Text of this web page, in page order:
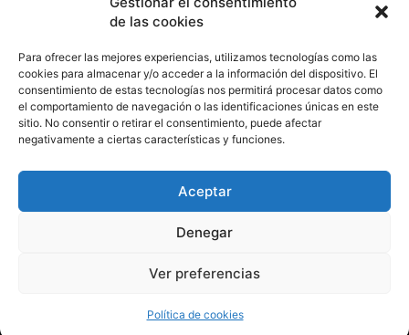
de las cookies
Para ofrecer las mejores experiencias, utilizamos tecnologías como las
cookies para almacenar y/o acceder a la información del dispositivo. El
consentimiento de estas tecnologías nos permitirá procesar datos como
el comportamiento de navegación o las identificaciones únicas en este
sitio. No consentir o retirar el consentimiento, puede afectar
negativamente a ciertas características y funciones.
Aceptar
Denegar
Ver preferencias
Política de cookies
CONTACTA CON NOSOTROS
© 2026 Todos los derechos reservados. Culturamanía